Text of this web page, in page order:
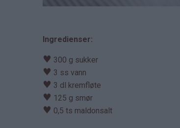
Ingredienser:
♥ 300 g sukker
♥ 3 ss vann
♥ 3 dl kremfløte
♥ 125 g smør
♥ 0,5 ts maldonsalt